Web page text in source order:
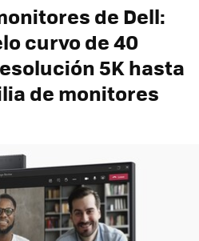
de Dell:
curvo de 40
5K hasta
de monitores